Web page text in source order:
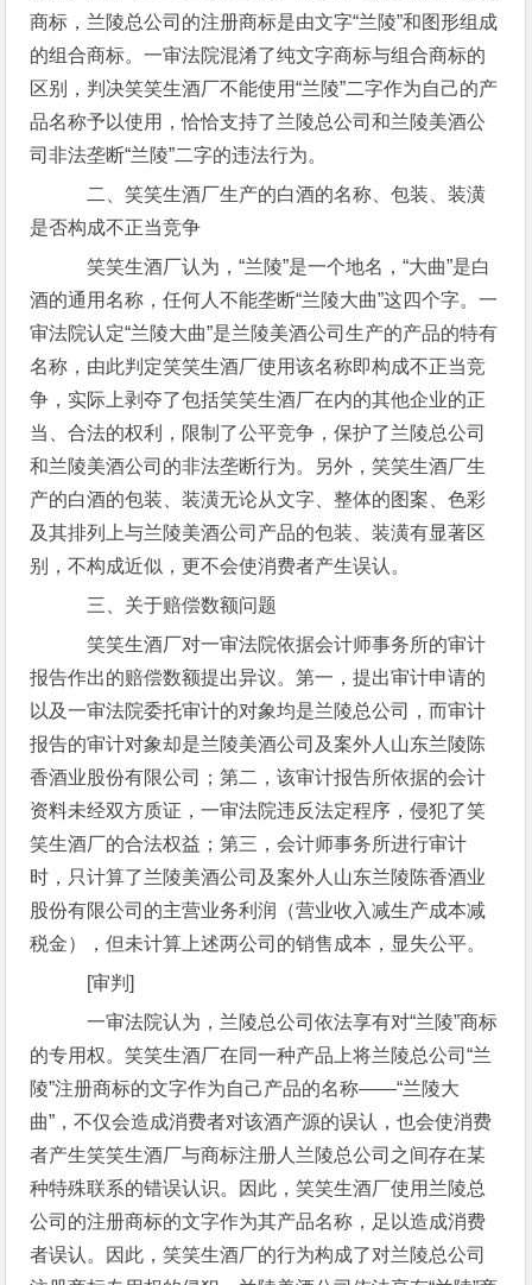
商标，兰陵总公司的注册商标是由文字“兰陵”和图形组成
的组合商标。一审法院混淆了纯文字商标与组合商标的
区别，判决笑笑生酒厂不能使用“兰陵”二字作为自己的产
品名称予以使用，恰恰支持了兰陵总公司和兰陵美酒公
司非法垄断“兰陵”二字的违法行为。
二、笑笑生酒厂生产的白酒的名称、包装、装潢
是否构成不正当竞争
笑笑生酒厂认为，“兰陵”是一个地名，“大曲”是白
酒的通用名称，任何人不能垄断“兰陵大曲”这四个字。一
审法院认定“兰陵大曲”是兰陵美酒公司生产的产品的特有
名称，由此判定笑笑生酒厂使用该名称即构成不正当竞
争，实际上剥夺了包括笑笑生酒厂在内的其他企业的正
当、合法的权利，限制了公平竞争，保护了兰陵总公司
和兰陵美酒公司的非法垄断行为。另外，笑笑生酒厂生
产的白酒的包装、装潢无论从文字、整体的图案、色彩
及其排列上与兰陵美酒公司产品的包装、装潢有显著区
别，不构成近似，更不会使消费者产生误认。
三、关于赔偿数额问题
笑笑生酒厂对一审法院依据会计师事务所的审计
报告作出的赔偿数额提出异议。第一，提出审计申请的
以及一审法院委托审计的对象均是兰陵总公司，而审计
报告的审计对象却是兰陵美酒公司及案外人山东兰陵陈
香酒业股份有限公司；第二，该审计报告所依据的会计
资料未经双方质证，一审法院违反法定程序，侵犯了笑
笑生酒厂的合法权益；第三，会计师事务所进行审计
时，只计算了兰陵美酒公司及案外人山东兰陵陈香酒业
股份有限公司的主营业务利润（营业收入减生产成本减
税金），但未计算上述两公司的销售成本，显失公平。
[审判]
一审法院认为，兰陵总公司依法享有对“兰陵”商标
的专用权。笑笑生酒厂在同一种产品上将兰陵总公司“兰
陵”注册商标的文字作为自己产品的名称——“兰陵大
曲”，不仅会造成消费者对该酒产源的误认，也会使消费
者产生笑笑生酒厂与商标注册人兰陵总公司之间存在某
种特殊联系的错误认识。因此，笑笑生酒厂使用兰陵总
公司的注册商标的文字作为其产品名称，足以造成消费
者误认。因此，笑笑生酒厂的行为构成了对兰陵总公司